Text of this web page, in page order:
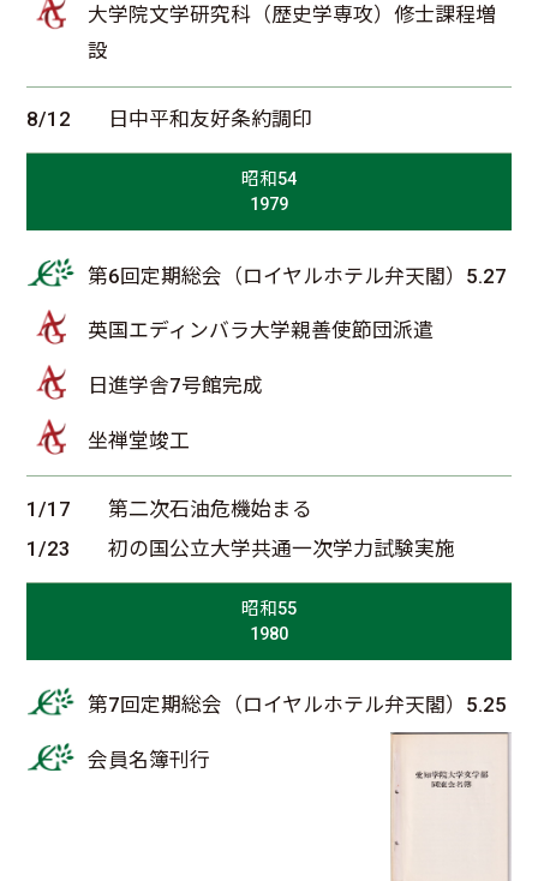
大学院文学研究科（歴史学専攻）修士課程増
設
8/12 日中平和友好条約調印
昭和54
1979
第6回定期総会（ロイヤルホテル弁天閣）5.27
英国エディンバラ大学親善使節団派遣
日進学舎7号館完成
坐禅堂竣工
1/17
第二次石油危機始まる
1/23
初の国公立大学共通一次学力試験実施
昭和55
1980
第7回定期総会（ロイヤルホテル弁天閣）5.25
会員名簿刊行